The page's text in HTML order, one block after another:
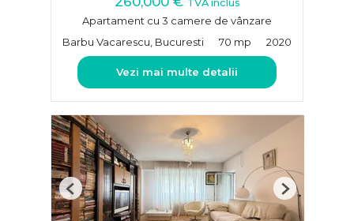
TVA inclus
Apartament cu 3 camere de vânzare
Barbu Vacarescu, Bucuresti
70 mp 2020
Vezi mai multe detalii
Previous Next